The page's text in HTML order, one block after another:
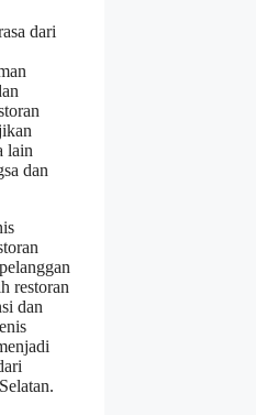
dari
lain
dan
restoran
dan